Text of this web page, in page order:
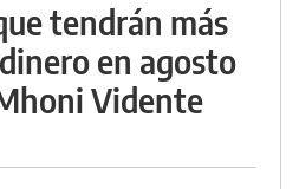
tendrán más
en agosto
Vidente